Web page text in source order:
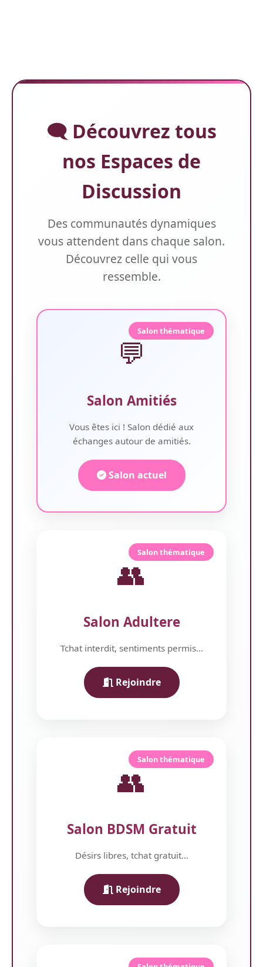
🗨️ Découvrez tous
nos Espaces de
Discussion
Des communautés dynamiques
vous attendent dans chaque salon.
Découvrez celle qui vous
ressemble.
Salon thématique
💬
Salon Amitiés
Vous êtes ici ! Salon dédié aux
échanges autour de amitiés.
Salon actuel
Salon thématique
👥
Salon Adultere
Tchat interdit, sentiments permis...
Rejoindre
Salon thématique
👥
Salon BDSM Gratuit
Désirs libres, tchat gratuit...
Rejoindre